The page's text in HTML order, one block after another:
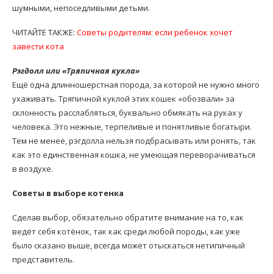
шумными, непоседливыми детьми.
ЧИТАЙТЕ ТАКЖЕ: Советы родителям: если ребенок хочет
завести кота
Рэгдолл или «Тряпичная кукла»
Ещё одна длинношерстная порода, за которой не нужно много
ухаживать. Тряпичной куклой этих кошек «обозвали» за
склонность расслабляться, буквально обмякать на руках у
человека. Это нежные, терпеливые и понятливые богатыри.
Тем не менее, рэгдолла нельзя подбрасывать или ронять, так
как это единственная кошка, не умеющая переворачиваться
в воздухе.
Советы в выборе котенка
Сделав выбор, обязательно обратите внимание на то, как
ведёт себя котёнок, так как среди любой породы, как уже
было сказано выше, всегда может отыскаться нетипичный
представитель.